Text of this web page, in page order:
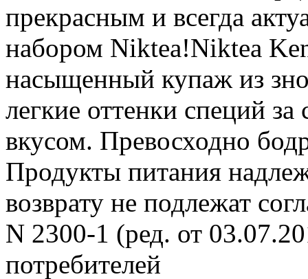
прекрасным и всегда
набором Niktea!Niktea
насыщенный купаж из
легкие оттенки специй
вкусом. Превосходно
Продукты питания
возврату не подлежат
N 2300-1 (ред. от
потребителей